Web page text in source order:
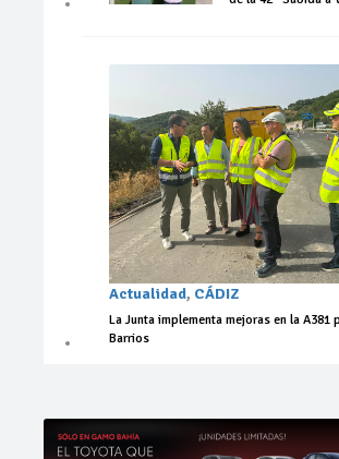
Actualidad, CÁDIZ
La Junta implementa mejoras en la A381
Barrios